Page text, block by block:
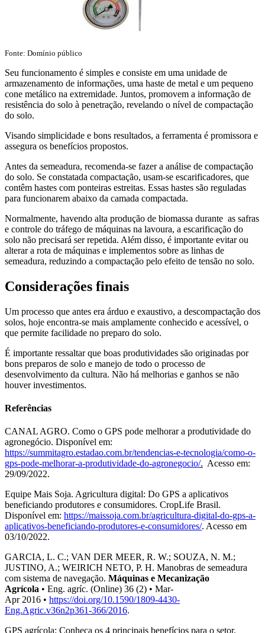
Fonte: Domínio público
Seu funcionamento é simples e consiste em uma unidade de
armazenamento de informações, uma haste de metal e um pequeno
cone metálico na extremidade. Juntos, promovem a informação de
resistência do solo à penetração, revelando o nível de compactação
do solo.
Visando simplicidade e bons resultados, a ferramenta é promissora e
assegura os benefícios propostos.
Antes da semeadura, recomenda-se fazer a análise de compactação
do solo. Se constatada compactação, usam-se escarificadores, que
contêm hastes com ponteiras estreitas. Essas hastes são reguladas
para funcionarem abaixo da camada compactada.
Normalmente, havendo alta produção de biomassa durante as safras
e controle do tráfego de máquinas na lavoura, a escarificação do
solo não precisará ser repetida. Além disso, é importante evitar ou
alterar a rota de máquinas e implementos sobre as linhas de
semeadura, reduzindo a compactação pelo efeito de tensão no solo.
Considerações finais
Um processo que antes era árduo e exaustivo, a descompactação dos
solos, hoje encontra-se mais amplamente conhecido e acessível, o
que permite facilidade no preparo do solo.
É importante ressaltar que boas produtividades são originadas por
bons preparos de solo e manejo de todo o processo de
desenvolvimento da cultura. Não há melhorias e ganhos se não
houver investimentos.
Referências
CANAL AGRO. Como o GPS pode melhorar a produtividade do
agronegócio. Disponível em:
https://summitagro.estadao.com.br/tendencias-e-tecnologia/como-o-
gps-pode-melhorar-a-produtividade-do-agronegocio/. Acesso em:
29/09/2022.
Equipe Mais Soja. Agricultura digital: Do GPS a aplicativos
beneficiando produtores e consumidores. CropLife Brasil.
Disponível em: https://maissoja.com.br/agricultura-digital-do-gps-a-
aplicativos-beneficiando-produtores-e-consumidores/. Acesso em
03/10/2022.
GARCIA, L. C.; VAN DER MEER, R. W.; SOUZA, N. M.;
JUSTINO, A.; WEIRICH NETO, P. H. Manobras de semeadura
com sistema de navegação. Máquinas e Mecanização
Agrícola • Eng. agríc. (Online) 36 (2) • Mar-
Apr 2016 • https://doi.org/10.1590/1809-4430-
Eng.Agric.v36n2p361-366/2016.
GPS agrícola: Conheça os 4 principais benefícios para o setor.